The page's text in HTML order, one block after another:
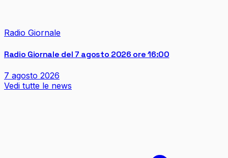
Radio Giornale
Radio Giornale del 7 agosto 2026 ore 16:00
7 agosto 2026
Vedi tutte le news